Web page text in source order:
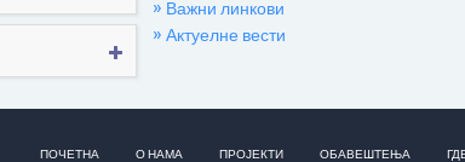
» Важни линкови
» Актуелне вести
ПОЧЕТНА О НАМА ПРОЈЕКТИ ОБАВЕШТЕЊА